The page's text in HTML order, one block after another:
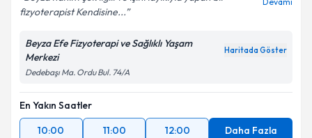
fizyoterapist Kendisine...
Beyza Efe Fizyoterapi ve Sağlıklı Yaşam
Merkezi
Haritada Göster
Dedebaşı Ma. Ordu Bul. 74/A
En Yakın Saatler
10:00
11:00 12:00 Daha Fazla